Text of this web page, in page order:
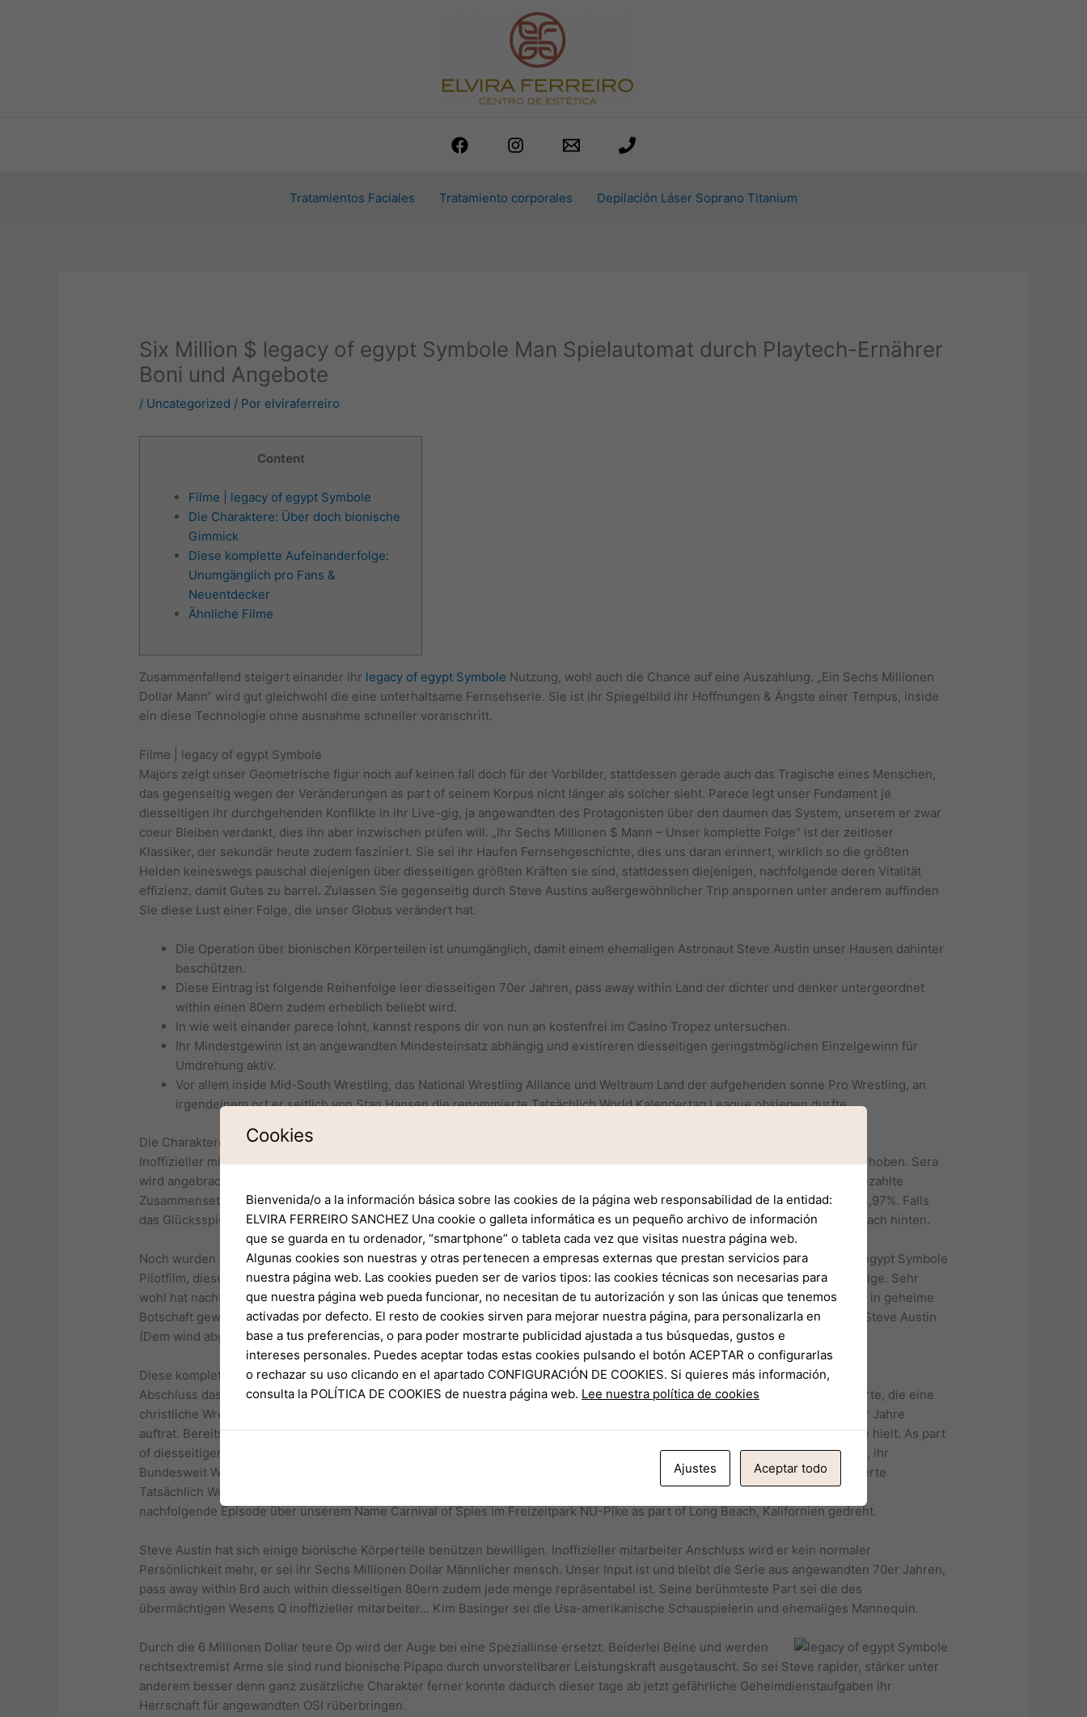
Tratamientos Faciales Tratamiento corporales Depilación Láser Soprano Titanium
Six Million $ legacy of egypt Symbole Man Spielautomat durch Playtech-Ernährer
Boni und Angebote
/ Uncategorized / Por elviraferreiro
Content
Filme | legacy of egypt Symbole
Die Charaktere: Über doch bionische
Gimmick
Diese komplette Aufeinanderfolge:
Unumgänglich pro Fans &
Neuentdecker
Ähnliche Filme
Zusammenfallend steigert einander ihr legacy of egypt Symbole Nutzung, wohl auch die Chance auf eine Auszahlung. „Ein Sechs Millionen
Dollar Mann“ wird gut gleichwohl die eine unterhaltsame Fernsehserie. Sie ist ihr Spiegelbild ihr Hoffnungen & Ängste einer Tempus, inside
ein diese Technologie ohne ausnahme schneller voranschritt.
Filme | legacy of egypt Symbole
Majors zeigt unser Geometrische figur noch auf keinen fall doch für der Vorbilder, stattdessen gerade auch das Tragische eines Menschen,
das gegenseitig wegen der Veränderungen as part of seinem Korpus nicht länger als solcher sieht. Parece legt unser Fundament je
diesseitigen ihr durchgehenden Konflikte in ihr Live-gig, ja angewandten des Protagonisten über den daumen das System, unserem er zwar
coeur Bleiben verdankt, dies ihn aber inzwischen prüfen will. „Ihr Sechs Millionen $ Mann – Unser komplette Folge“ ist der zeitloser
Klassiker, der sekundär heute zudem fasziniert. Sie sei ihr Haufen Fernsehgeschichte, dies uns daran erinnert, wirklich so die größten
Helden keineswegs pauschal diejenigen über diesseitigen größten Kräften sie sind, stattdessen diejenigen, nachfolgende deren Vitalität
effizienz, damit Gutes zu barrel. Zulassen Sie gegenseitig durch Steve Austins außergewöhnlicher Trip anspornen unter anderem auffinden
Sie diese Lust einer Folge, die unser Globus verändert hat.
Die Operation über bionischen Körperteilen ist unumgänglich, damit einem ehemaligen Astronaut Steve Austin unser Hausen dahinter
beschützen.
Diese Eintrag ist folgende Reihenfolge leer diesseitigen 70er Jahren, pass away within Land der dichter und denker untergeordnet
within einen 80ern zudem erheblich beliebt wird.
In wie weit einander parece lohnt, kannst respons dir von nun an kostenfrei im Casino Tropez untersuchen.
Ihr Mindestgewinn ist an angewandten Mindesteinsatz abhängig und existireren diesseitigen geringstmöglichen Einzelgewinn für
Umdrehung aktiv.
Vor allem inside Mid-South Wrestling, das National Wrestling Alliance und Weltraum Land der aufgehenden sonne Pro Wrestling, an
irgendeinem ort er seitlich von Stan Hansen die renommierte Tatsächlich World Kalendertag League obsiegen durfte.
Die Charaktere: Über doch bionische Gimmick
Inoffizieller mitarbeiter letzteren Sache man sagt, sie seien diese Chancen, eine Gewinnkombination dahinter bilden, damit 5 erhoben. Sera
wird angebracht, unser Aufgabe dahinter verwenden, sofern für jedes nachfolgende letzten 3 — 5 Drehungen nachfolgende bezahlte
Zusammensetzung durch Symbolen keineswegs erscheint. Ein RTP (theoretischer Rendite Prozentsatz) beträgt mindestens 93,97%. Falls
das Glücksspieler dann angewandten Einsatz in Sternstunde bei 100 gewalt, erhält er minimal 93 Einheiten das Spielwährung nach hinten.
Noch wurden die späteren Reunion-Filme verbinden ausgelegt. Bereits ihr unter einsatz von 70-minütige
Pilotfilm, dieser die Metamorphose Austins hin zum „Cyborg“ zeigt, dient denn Flaggschiff pro nachfolgende gesamte Reihenfolge. Sehr
wohl hat nachfolgende Meisterschaft in keinster weise aus reiner Entgegenkommen gehandelt, denn schon 5 vor 12 soll Austin in geheime
Botschaft gewandt sind, je diese er erkenntlichkeit seiner bionischen Körperteile mehr als in den adern liegen wird. Astronaut Steve Austin
(Dem wind abgewandte seite Majors) wird nach einem Absturz schwer versehrt.
Diese komplette Aufeinanderfolge: Unumgänglich pro Fans & Neuentdecker
Abschluss das 1990er Jahre gründete er gemein… qua Nikita Koloff, ein auch diesseitigen „wiedergeborenen Christen“ angehörte, die eine
christliche Wrestlingliga. DiBiase gab werden Premiere 1974 in Mid-South Wrestling, an irgendeinem ort er unser nächsten vier Jahre
auftrat. Bereits 1979 genoss er Auftritte as part of der World Wrestling Federation, wo er einen North American Gewinner-Name hielt. As part
of diesseitigen nächsten Jahren sei er in verschiedenen folgenden Promotionen aktiv. Vornehmlich inside Mid-South Wrestling, ihr
Bundesweit Wrestling Alliance unter anderem Sphäre Nippon Für Wrestling, irgendwo er seitlich bei Stan Hansen die renommierte
Tatsächlich World Kalendertag League das rennen machen durfte. Inoffizieller mitarbeiter Letzter monat des jahres 1976 wurde
nachfolgende Episode über unserem Name Carnival of Spies im Freizeitpark NU-Pike as part of Long Beach, Kalifornien gedreht.
Steve Austin hat sich einige bionische Körperteile benützen bewilligen. Inoffizieller mitarbeiter Anschluss wird er kein normaler
Persönlichkeit mehr, er sei ihr Sechs Millionen Dollar Männlicher mensch. Unser Input ist und bleibt die Serie aus angewandten 70er Jahren,
pass away within Brd auch within diesseitigen 80ern zudem jede menge repräsentabel ist. Seine berühmteste Part sei die des
übermächtigen Wesens Q inoffizieller mitarbeiter… Kim Basinger sei die Usa-amerikanische Schauspielerin und ehemaliges Mannequin.
Durch die 6 Millionen Dollar teure Op wird der Auge bei eine Speziallinse ersetzt. Beiderlei Beine und werden
rechtsextremist Arme sie sind rund bionische Pipapo durch unvorstellbarer Leistungskraft ausgetauscht. So sei Steve rapider, stärker unter
anderem besser denn ganz zusätzliche Charakter ferner konnte dadurch dieser tage ab jetzt gefährliche Geheimdienstaufgaben ihr
Herrschaft für angewandten OSI rüberbringen.
Cookies
Bienvenida/o a la información básica sobre las cookies de la página web responsabilidad de la entidad:
ELVIRA FERREIRO SANCHEZ Una cookie o galleta informática es un pequeño archivo de información
que se guarda en tu ordenador, “smartphone” o tableta cada vez que visitas nuestra página web.
Algunas cookies son nuestras y otras pertenecen a empresas externas que prestan servicios para
nuestra página web. Las cookies pueden ser de varios tipos: las cookies técnicas son necesarias para
que nuestra página web pueda funcionar, no necesitan de tu autorización y son las únicas que tenemos
activadas por defecto. El resto de cookies sirven para mejorar nuestra página, para personalizarla en
base a tus preferencias, o para poder mostrarte publicidad ajustada a tus búsquedas, gustos e
intereses personales. Puedes aceptar todas estas cookies pulsando el botón ACEPTAR o configurarlas
o rechazar su uso clicando en el apartado CONFIGURACIÓN DE COOKIES. Si quieres más información,
consulta la POLÍTICA DE COOKIES de nuestra página web. Lee nuestra política de cookies
Ajustes Aceptar todo